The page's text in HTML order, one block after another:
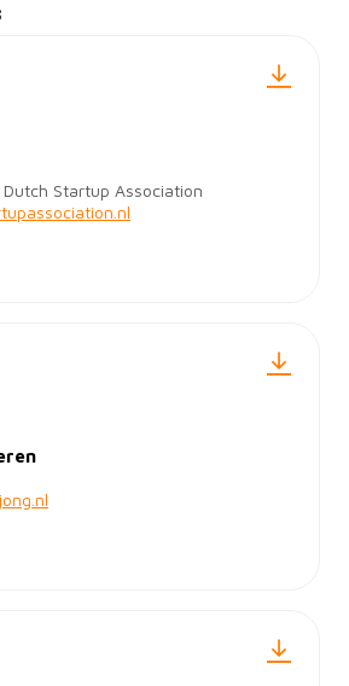
Startup Association